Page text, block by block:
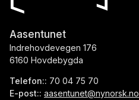
Aasentunet
Indrehovdevegen 176
6160 Hovdebygda
Telefon:: 70 04 75 70
E-post:: aasentunet@nynorsk.no